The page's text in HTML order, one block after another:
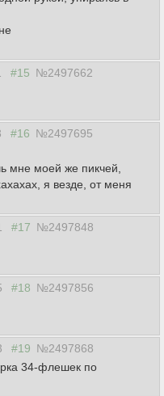
#15 №2497662
#16 №2497695
мне моей же пикчей,
я везде, от меня
#17 №2497848
#18 №2497856
#19 №2497868
34-флешек по